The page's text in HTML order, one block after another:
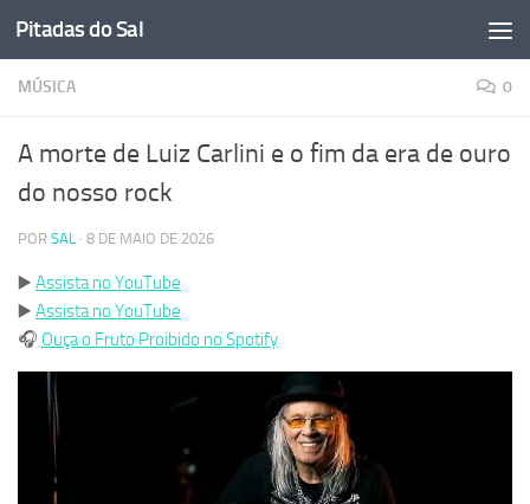
Skip to content
Pitadas do Sal
MÚSICA 0
A morte de Luiz Carlini e o fim da era de ouro
do nosso rock
POR SAL · 8 DE MAIO DE 2026
▶️ Assista no YouTube
▶️ Assista no YouTube
🎧 Ouça o Fruto Proibido no Spotify